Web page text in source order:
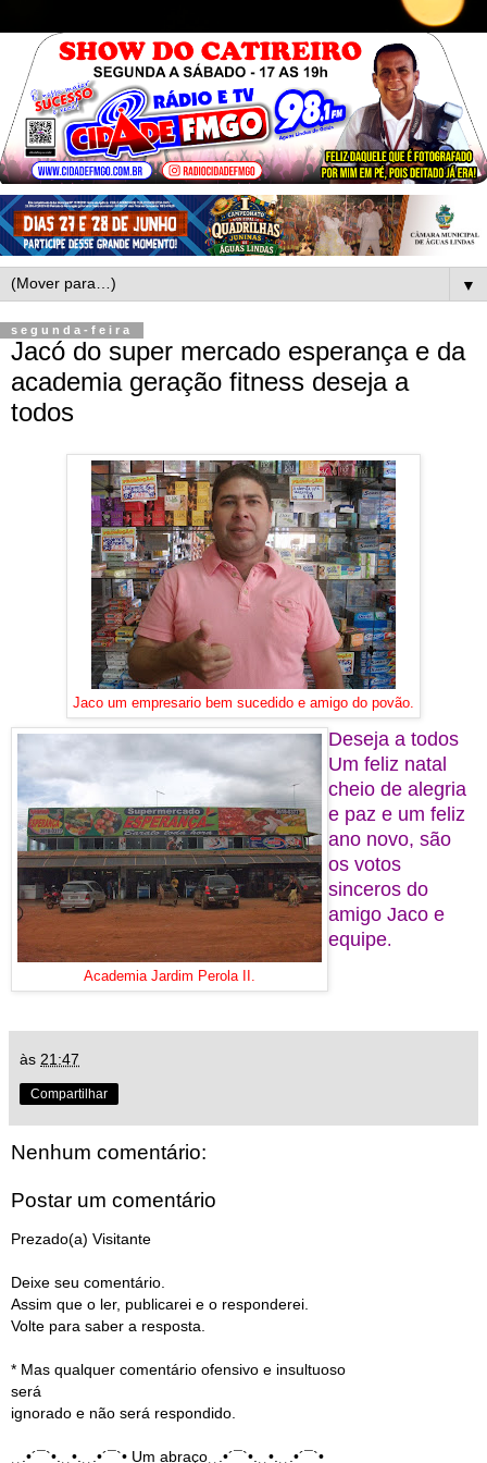
▼
segunda-feira
Jacó do super mercado esperança e da
academia geração fitness deseja a
todos
Jaco um empresario bem sucedido e amigo do povão.
Academia Jardim Perola II.
Deseja a todos
Um feliz natal
cheio de alegria
e paz e um feliz
ano novo, são
os votos
sinceros do
amigo Jaco e
equipe.
às 21:47
Compartilhar
Nenhum comentário:
Postar um comentário
Prezado(a) Visitante
Deixe seu comentário.
Assim que o ler, publicarei e o responderei.
Volte para saber a resposta.
* Mas qualquer comentário ofensivo e insultuoso
será
ignorado e não será respondido.
¸¸.•´¯`•.¸¸•.¸¸.•´¯`• Um abraço¸¸.•´¯`•.¸¸•.¸¸.•´¯`•